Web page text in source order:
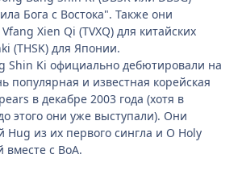
Бога с Востока". Также они
Xien Qi (TVXQ) для китайских
(THSK) для Японии.
Shin Ki официально дебютировали на
популярная и известная корейская
в декабре 2003 года (хотя в
этого они уже выступали). Они
Hug из их первого сингла и O Holy
с BoA.